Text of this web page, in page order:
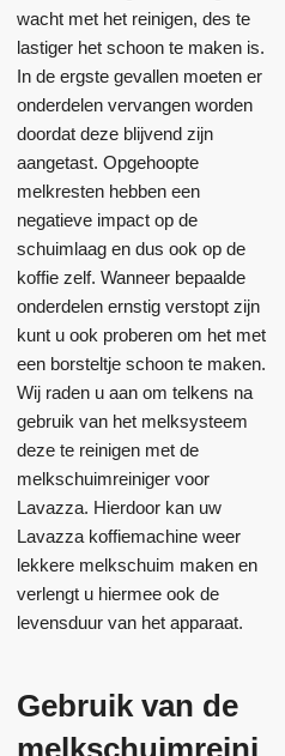
wacht met het reinigen, des te
lastiger het schoon te maken is.
In de ergste gevallen moeten er
onderdelen vervangen worden
doordat deze blijvend zijn
aangetast. Opgehoopte
melkresten hebben een
negatieve impact op de
schuimlaag en dus ook op de
koffie zelf. Wanneer bepaalde
onderdelen ernstig verstopt zijn
kunt u ook proberen om het met
een borsteltje schoon te maken.
Wij raden u aan om telkens na
gebruik van het melksysteem
deze te reinigen met de
melkschuimreiniger voor
Lavazza. Hierdoor kan uw
Lavazza koffiemachine weer
lekkere melkschuim maken en
verlengt u hiermee ook de
levensduur van het apparaat.
Gebruik van de